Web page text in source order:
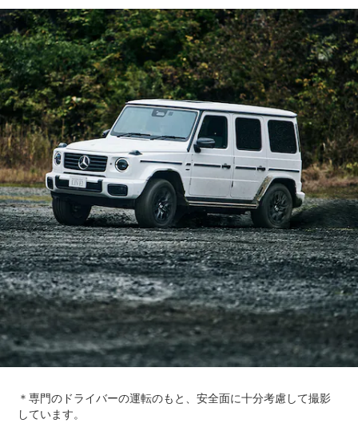
ンペーン
ファイナン
ス(リース/
ローン)
法人のお客
様へ
認定中古車
とは
買取サービ
ス
見積シミュ
レーション
試乗リクエ
スト
デジタルプ
ロダクト
サービスプ
ログラム
リー/コレ
クション